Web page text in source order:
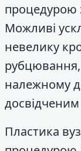
процедурою
Можливі
невелику
рубцювання,
належному
Пластика